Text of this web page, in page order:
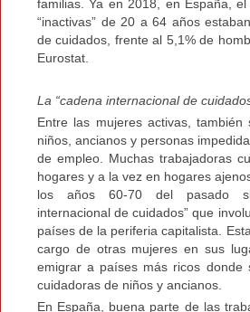
familias. Ya en 2018, en España,
“inactivas” de 20 a 64 años
de cuidados, frente al 5,1% de
Eurostat.
La “cadena internacional de
Entre las mujeres activas, también
niños, ancianos y personas
de empleo. Muchas trabajadoras
hogares y a la vez en hogares
los años 60-70 del pasado
internacional de cuidados” que
países de la periferia capitalista.
cargo de otras mujeres en sus
emigrar a países más ricos donde
cuidadoras de niños y ancianos.
En España, buena parte de las